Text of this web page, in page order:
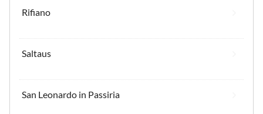
Rifiano
Saltaus
San Leonardo in Passiria